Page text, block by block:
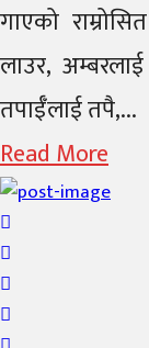
गाएको
लाउर,
तपाईँलाई तपै,...
Read More